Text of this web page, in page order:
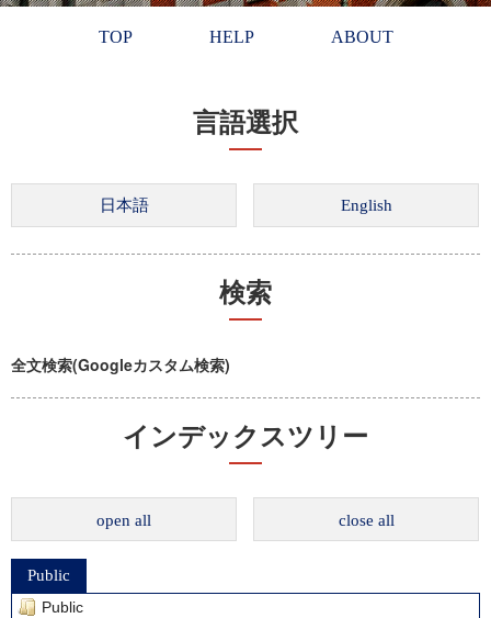
TOP HELP ABOUT
言語選択
検索
全文検索(Googleカスタム検索)
インデックスツリー
open all close all
Public
Public